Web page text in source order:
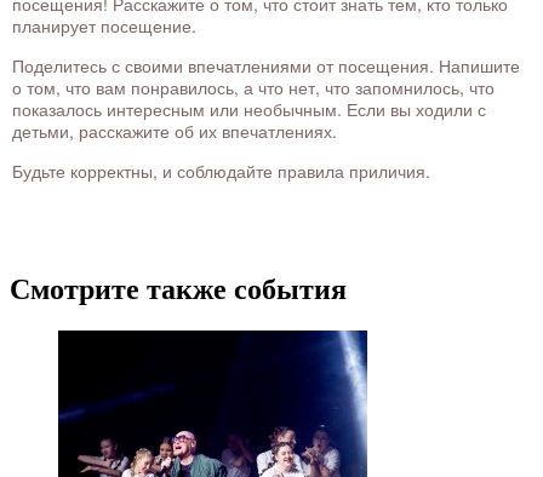
планирует посещение.
Поделитесь с своими впечатлениями от посещения. Напишите
о том, что вам понравилось, а что нет, что запомнилось, что
показалось интересным или необычным. Если вы ходили с
детьми, расскажите об их впечатлениях.
Будьте корректны, и соблюдайте правила приличия.
Смотрите также события